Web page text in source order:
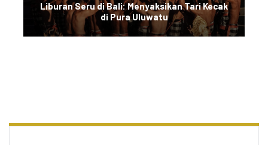
Liburan Seru di Bali: Menyaksikan Tari Kecak
di Pura Uluwatu